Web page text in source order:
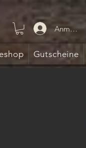
Anmelden
Gutscheine